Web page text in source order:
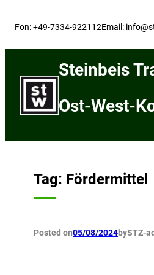
Fon: +49-7334-922112Email:
Steinbeis
Ost-West-
Tag: Fördermittel
Posted on05/08/2024bySTZ-